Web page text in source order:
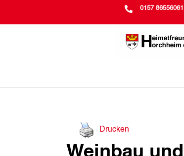
 0157 86556061
Drucken